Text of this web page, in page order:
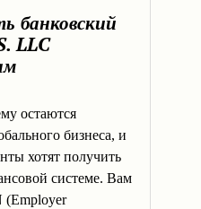
банковский
LLC
остаются
бизнеса, и
хотят получить
системе. Вам
(Employer